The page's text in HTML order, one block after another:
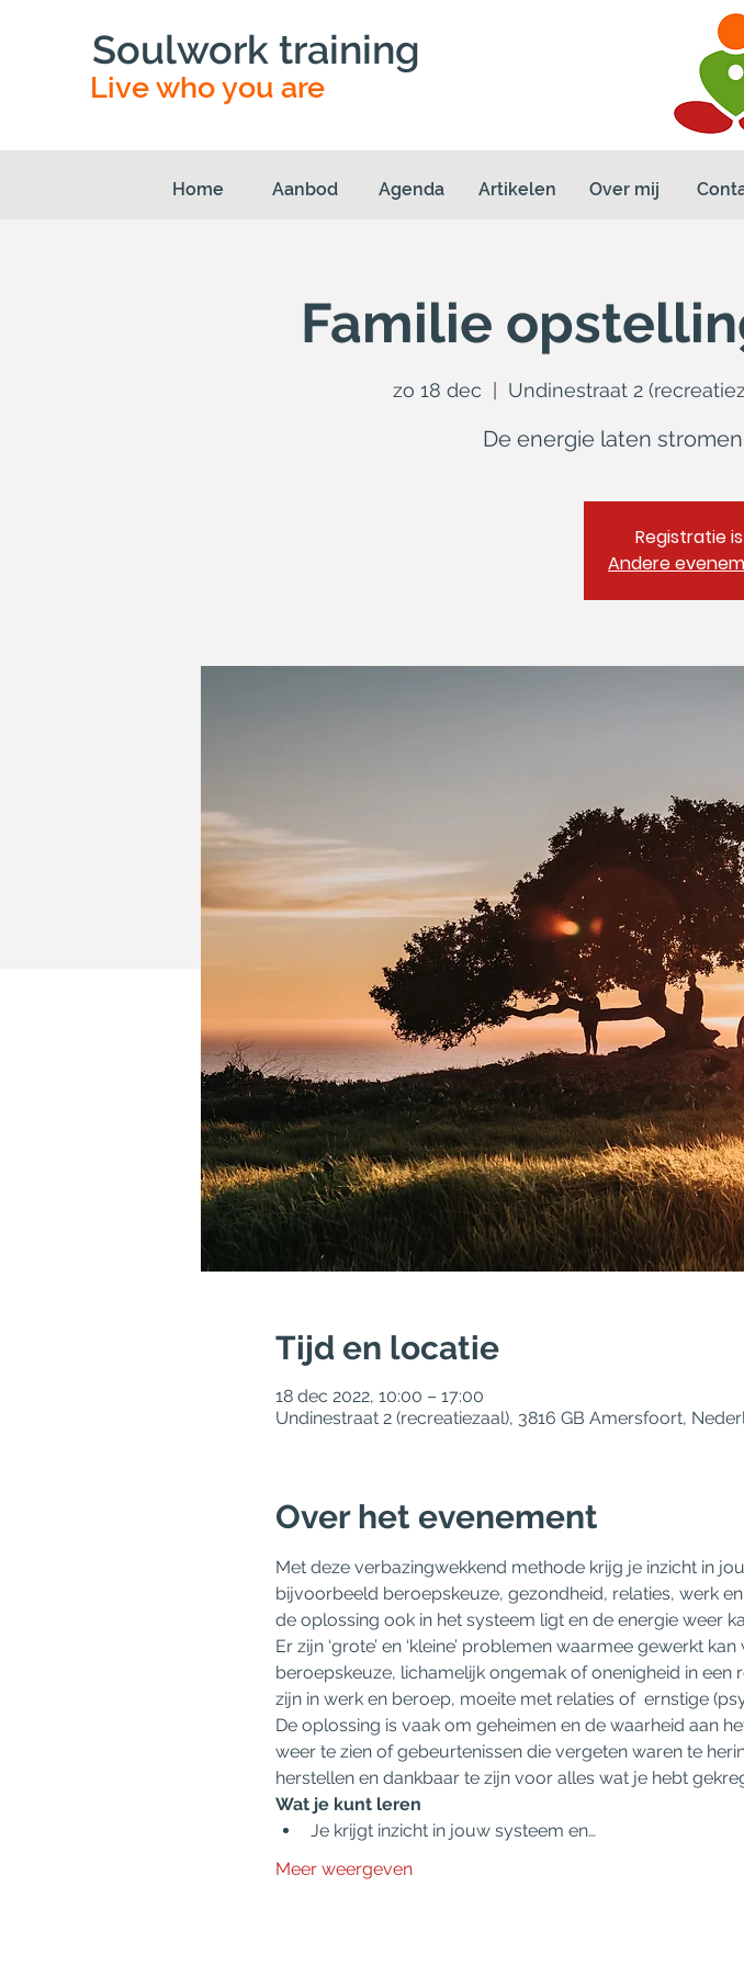
Soulwork training
Live who you are
Home Aanbod Agenda Artikelen Over mij
Familie
zo 18 dec Undinestraat 2
De energie laten
Registratie
Andere
Tijd en locatie
18 dec 2022, 10:00 – 17:00
Undinestraat 2 (recreatiezaal), 3816 GB Amersfoort,
Over het evenement
Met deze verbazingwekkend methode krijg je inzicht in
bijvoorbeeld beroepskeuze, gezondheid, relaties, werk
de oplossing ook in het systeem ligt en de energie weer
Er zijn ‘grote’ en ‘kleine’ problemen waarmee gewerkt
beroepskeuze, lichamelijk ongemak of onenigheid in
zijn in werk en beroep, moeite met relaties of  ernstige
De oplossing is vaak om geheimen en de waarheid aan
weer te zien of gebeurtenissen die vergeten waren te
herstellen en dankbaar te zijn voor alles wat je hebt
Wat je kunt leren
Je krijgt inzicht in jouw systeem en…
Meer weergeven